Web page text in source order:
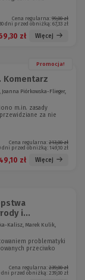
Cena regularna: 99,00 zł
dni przed obniżką:67,33 zł
zł Więcej
Promocja!
Komentarz
Piórkowska-Flieger,
m.in. zasady
za nie
Cena regularna: 213,00 zł
dni przed obniżką:149,10 zł
zł Więcej
i...
Kalisz, Marek Kulik,
problematyki
przeciwko
Cena regularna: 239,00 zł
dni przed obniżką:239,00 zł